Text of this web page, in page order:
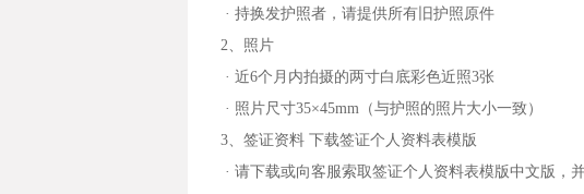
· 持换发护照者，请提供所有旧护照原件
2、照片
· 近6个月内拍摄的两寸白底彩色近照3张
· 照片尺寸35×45mm（与护照的照片大小一致）
3、签证资料 下载签证个人资料表模版
· 请下载或向客服索取签证个人资料表模版中文版，